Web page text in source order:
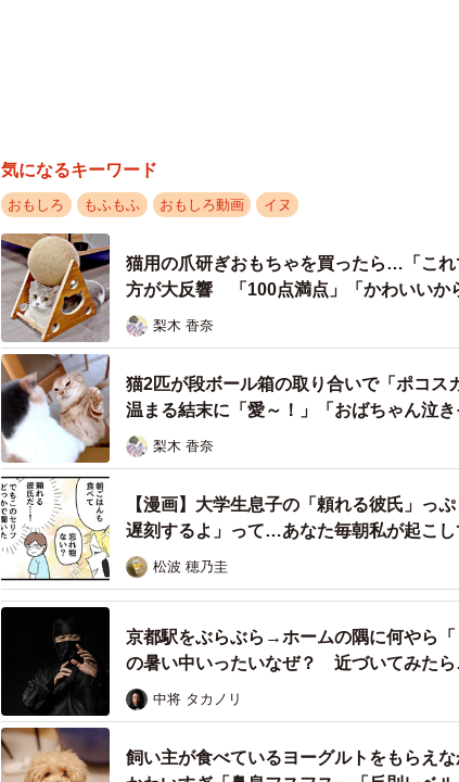
ハタ、と立ち止まり…！？（画像提供：暴君ぺこさん
「 誰もいないと思って大笑顔だったけど他の犬がいる
犬
」と、「暴君ぺこ」（@kuroshibapeko）さん（以下、
（旧Twitter）で注目を集めました。
小走りで駆けるワンちゃんは、いかにも楽しそうな大き
ます。と、その時、自身の後ろを通り過ぎる他のワンちゃ
なってしまい…表情のギャップの大きさがたくさんの人の
「無邪気で可愛い」
「さすが柴犬 そんなところもかわいい」
「全部込みで本当に可愛い犬さん」
多くの人から「可愛い」の声が寄せられたワンちゃんの
ます。ぺこちゃんは活発で走るのが大好きな黒柴の女の子
の着ぐるみを着たパパさんを一撃のもとに倒し、子恐竜の
去っていく動画が話題なったこともありました。
気になるキーワード
おもしろ もふもふ おもしろ動画 イヌ
猫用の爪研ぎおもちゃを買ったら…「こ
方が大反響 「100点満点」「かわいいか
梨木 香奈
猫2匹が段ボール箱の取り合いで「ポコ
温まる結末に「愛～！」「おばちゃん泣
梨木 香奈
【漫画】大学生息子の「頼れる彼氏」っ
遅刻するよ」って…あなた毎朝私が起こ
松波 穂乃圭
京都駅をぶらぶら→ホームの隅に何やら
の暑い中いったいなぜ？ 近づいてみた
中将 タカノリ
飼い主が食べているヨーグルトをもらえ